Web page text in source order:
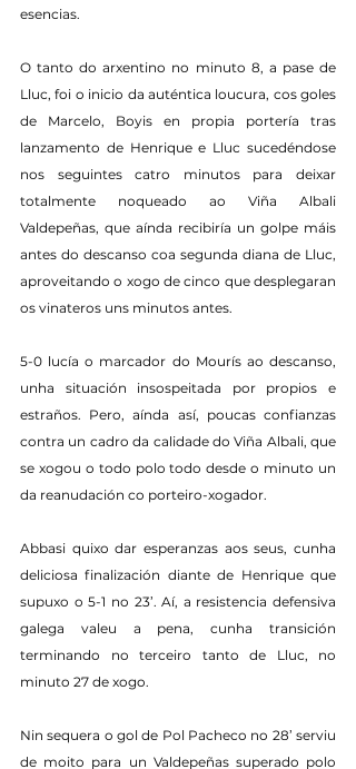
esencias.
O tanto do arxentino no minuto 8, a pase de
Lluc, foi o inicio da auténtica loucura, cos goles
de Marcelo, Boyis en propia portería tras
lanzamento de Henrique e Lluc sucedéndose
nos seguintes catro minutos para deixar
totalmente noqueado ao Viña Albali
Valdepeñas, que aínda recibiría un golpe máis
antes do descanso coa segunda diana de Lluc,
aproveitando o xogo de cinco que desplegaran
os vinateros uns minutos antes.
5-0 lucía o marcador do Mourís ao descanso,
unha situación insospeitada por propios e
estraños. Pero, aínda así, poucas confianzas
contra un cadro da calidade do Viña Albali, que
se xogou o todo polo todo desde o minuto un
da reanudación co porteiro-xogador.
Abbasi quixo dar esperanzas aos seus, cunha
deliciosa finalización diante de Henrique que
supuxo o 5-1 no 23’. Aí, a resistencia defensiva
galega valeu a pena, cunha transición
terminando no terceiro tanto de Lluc, no
minuto 27 de xogo.
Nin sequera o gol de Pol Pacheco no 28’ serviu
de moito para un Valdepeñas superado polo